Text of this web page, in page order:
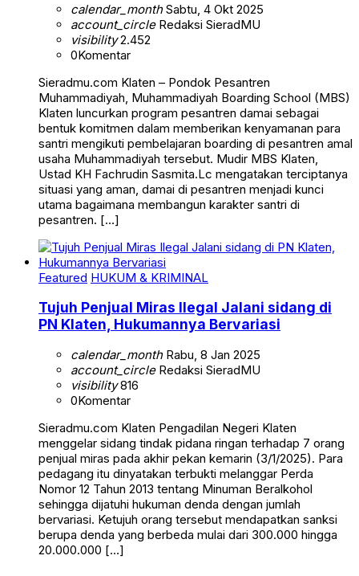
calendar_monthSabtu, 4 Okt 2025
account_circleRedaksi SieradMU
visibility2.452
0Komentar
Sieradmu.com Klaten – Pondok Pesantren
Muhammadiyah, Muhammadiyah Boarding School (MBS)
Klaten luncurkan program pesantren damai sebagai
bentuk komitmen dalam memberikan kenyamanan para
santri mengikuti pembelajaran boarding di pesantren amal
usaha Muhammadiyah tersebut. Mudir MBS Klaten,
Ustad KH Fachrudin Sasmita.Lc mengatakan terciptanya
situasi yang aman, damai di pesantren menjadi kunci
utama bagaimana membangun karakter santri di
pesantren. […]
Featured HUKUM & KRIMINAL
Tujuh Penjual Miras Ilegal Jalani sidang di
PN Klaten, Hukumannya Bervariasi
calendar_monthRabu, 8 Jan 2025
account_circleRedaksi SieradMU
visibility816
0Komentar
Sieradmu.com Klaten Pengadilan Negeri Klaten
menggelar sidang tindak pidana ringan terhadap 7 orang
penjual miras pada akhir pekan kemarin (3/1/2025). Para
pedagang itu dinyatakan terbukti melanggar Perda
Nomor 12 Tahun 2013 tentang Minuman Beralkohol
sehingga dijatuhi hukuman denda dengan jumlah
bervariasi. Ketujuh orang tersebut mendapatkan sanksi
berupa denda yang berbeda mulai dari 300.000 hingga
20.000.000 […]